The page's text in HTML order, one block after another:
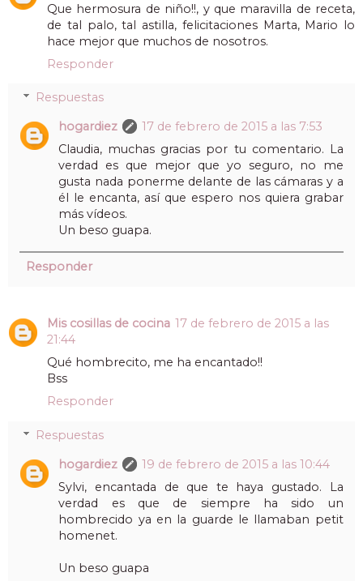
Que hermosura de niño!!, y que maravilla de receta,
de tal palo, tal astilla, felicitaciones Marta, Mario lo
hace mejor que muchos de nosotros.
Responder
Respuestas
hogardiez
17 de febrero de 2015 a las 7:53
Claudia, muchas gracias por tu comentario. La
verdad es que mejor que yo seguro, no me
gusta nada ponerme delante de las cámaras y a
él le encanta, así que espero nos quiera grabar
más vídeos.
Un beso guapa.
Responder
Mis cosillas de cocina 17 de febrero de 2015 a las
21:44
Qué hombrecito, me ha encantado!!
Bss
Responder
Respuestas
hogardiez
19 de febrero de 2015 a las 10:44
Sylvi, encantada de que te haya gustado. La
verdad es que de siempre ha sido un
hombrecido ya en la guarde le llamaban petit
homenet.
Un beso guapa